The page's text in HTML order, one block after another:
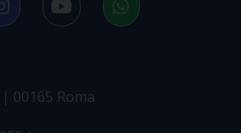
00165 Roma